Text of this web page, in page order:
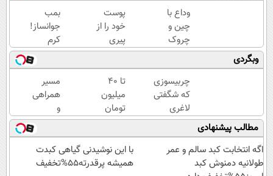
وداع با
چین و
چروک
های
سطحی و
عمقی
پوست...
پوست
خود را از
پیری
نجات
دهید!با
کرم
ضدچروک
جلبک
بمب
جوانساز!
کرم
بوتاکس
جلبک
اسپیرولینا50%تخفیف
وبگردی
چربیسوزی
که شگفتی
لاغری
آسان را
رقم زد!
تا ۴۰
میلیون
تومان
اعتبار
خرید
قسطی
از
مسیر
همراهی
و
گزارش
عملکرد
گروه
اسنپ
مطالب پیشنهادی
اگه انتخابت کبد سالم و عمر
طولانیه دمنوش کبد
با این نوشیدنی گیاهی کبدت
همیشه پرقدرته55%تخفیف